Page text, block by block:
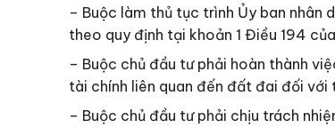
– Buộc làm thủ tục trình Ủy ban nhân
theo quy định tại khoản 1 Điều 194
– Buộc chủ đầu tư phải hoàn thành
tài chính liên quan đến đất đai đối với
– Buộc chủ đầu tư phải chịu trách